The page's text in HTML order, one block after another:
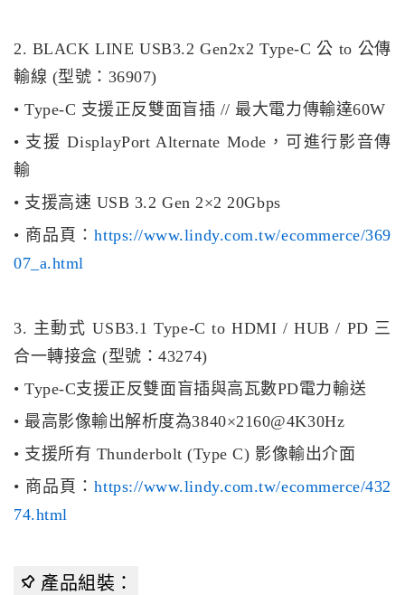
2. BLACK LINE USB3.2 Gen2x2 Type-C 公 to 公傳
輸線 (型號：36907)
• Type-C 支援正反雙面盲插 // 最大電力傳輸達60W
• 支援 DisplayPort Alternate Mode，可進行影音傳
輸
• 支援高速 USB 3.2 Gen 2×2 20Gbps
• 商品頁：https://www.lindy.com.tw/ecommerce/369
07_a.html
3. 主動式 USB3.1 Type-C to HDMI / HUB / PD 三
合一轉接盒 (型號：43274)
• Type-C支援正反雙面盲插與高瓦數PD電力輸送
• 最高影像輸出解析度為3840×2160@4K30Hz
• 支援所有 Thunderbolt (Type C) 影像輸出介面
• 商品頁：https://www.lindy.com.tw/ecommerce/432
74.html
產品組裝：